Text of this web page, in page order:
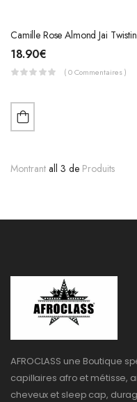
18.90€
( 0 Commentaires )
Montrant all 3 de Produits
AFROCLASS une Boutique
capillaires afro et métisse,
cheveux et sleep cap,